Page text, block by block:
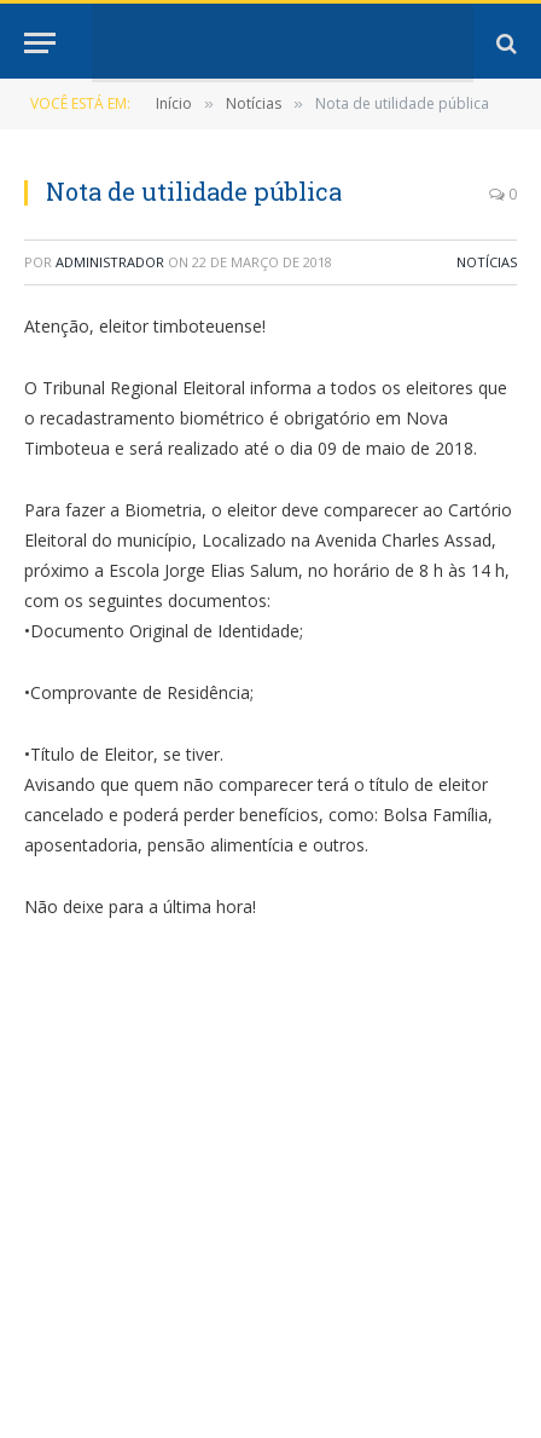
VOCÊ ESTÁ EM: Início » Notícias » Nota de utilidade pública
Nota de utilidade pública 0
POR ADMINISTRADOR ON 22 DE MARÇO DE 2018 NOTÍCIAS
Atenção, eleitor timboteuense!
O Tribunal Regional Eleitoral informa a todos os eleitores que
o recadastramento biométrico é obrigatório em Nova
Timboteua e será realizado até o dia 09 de maio de 2018.
Para fazer a Biometria, o eleitor deve comparecer ao Cartório
Eleitoral do município, Localizado na Avenida Charles Assad,
próximo a Escola Jorge Elias Salum, no horário de 8 h às 14 h,
com os seguintes documentos:
•Documento Original de Identidade;
•Comprovante de Residência;
•Título de Eleitor, se tiver.
Avisando que quem não comparecer terá o título de eleitor
cancelado e poderá perder benefícios, como: Bolsa Família,
aposentadoria, pensão alimentícia e outros.
Não deixe para a última hora!